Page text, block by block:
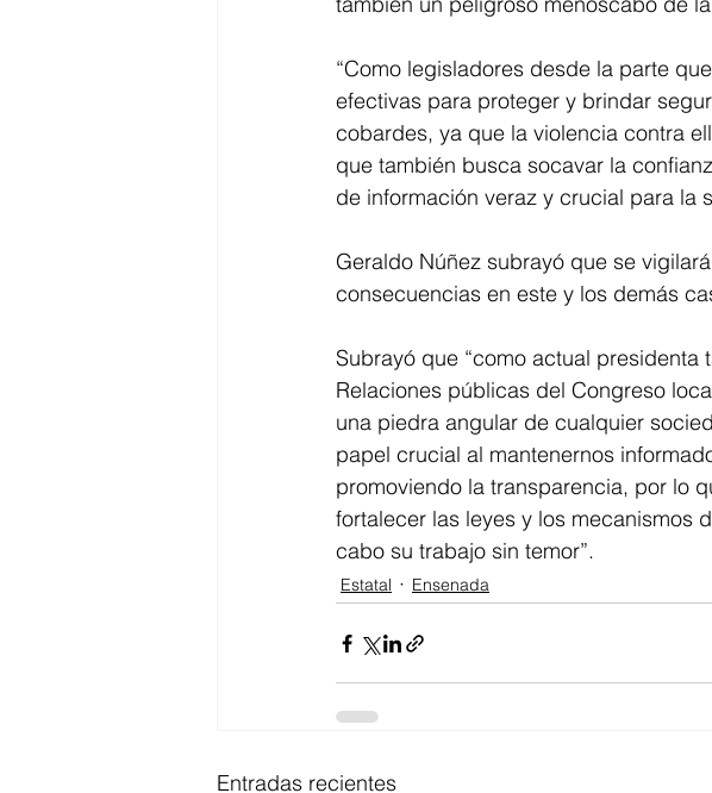
“Como legisladores desde la parte
efectivas para proteger y brindar
cobardes, ya que la violencia contra
que también busca socavar la
de información veraz y crucial para la
Geraldo Núñez subrayó que se
consecuencias en este y los demás
Subrayó que “como actual
Relaciones públicas del Congreso
una piedra angular de cualquier
papel crucial al mantenernos
promoviendo la transparencia, por lo
fortalecer las leyes y los mecanismos
cabo su trabajo sin temor”.
Estatal Ensenada
Entradas recientes